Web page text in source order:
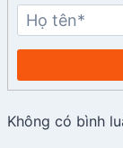
Không có bình